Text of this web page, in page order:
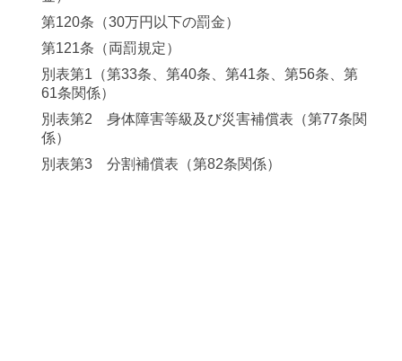
第120条（30万円以下の罰金）
第121条（両罰規定）
別表第1（第33条、第40条、第41条、第56条、第
61条関係）
別表第2 身体障害等級及び災害補償表（第77条関
係）
別表第3 分割補償表（第82条関係）